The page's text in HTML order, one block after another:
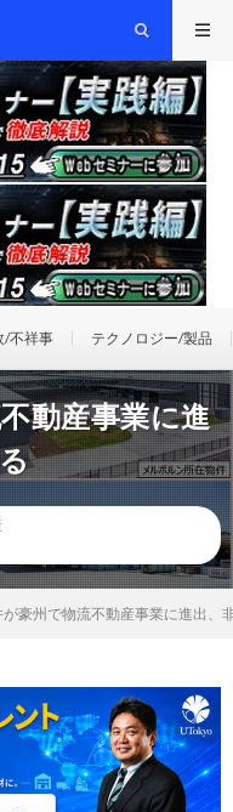
/不祥事 テクノロジー/製品
動産事業に進
豪州で物流不動産事業に進出、